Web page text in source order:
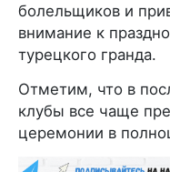
болельщиков и
внимание к
турецкого гранда.
Отметим, что в
клубы все чаще
церемонии в